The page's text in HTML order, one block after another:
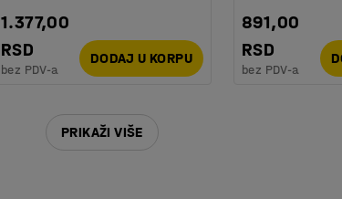
1.377,00
RSD
bez PDV-a
DODAJ U KORPU
891,00
RSD
bez PDV-a
PRIKAŽI VIŠE